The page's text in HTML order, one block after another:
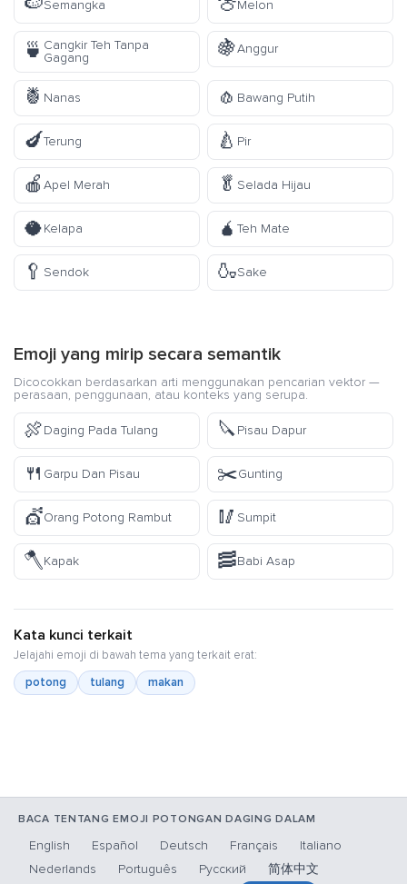
🍉Semangka 🍈Melon
🍵 Cangkir Teh Tanpa
Gagang
🍇Anggur
🍍 Nanas 🧄 Bawang Putih
🍆Terung 🍐 Pir
🍎 Apel Merah 🥬 Selada Hijau
🥥Kelapa 🧉 Teh Mate
🥄 Sendok 🍶Sake
Emoji yang mirip secara semantik
Dicocokkan berdasarkan arti menggunakan pencarian vektor —
perasaan, penggunaan, atau konteks yang serupa.
🍖Daging Pada Tulang 🔪Pisau Dapur
🍴 Garpu Dan Pisau ✂️Gunting
💇Orang Potong Rambut 🥢 Sumpit
🪓Kapak 🥓Babi Asap
Kata kunci terkait
Jelajahi emoji di bawah tema yang terkait erat:
potong
tulang makan
BACA TENTANG EMOJI POTONGAN DAGING DALAM
English Español Deutsch Français
Italiano
Nederlands
Português Русский
简体中文